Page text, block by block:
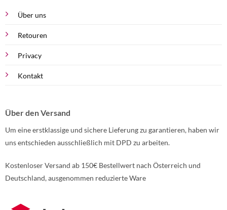
Über uns
Retouren
Privacy
Kontakt
Über den Versand
Um eine erstklassige und sichere Lieferung zu garantieren, haben wir
uns entschieden ausschließlich mit DPD zu arbeiten.
Kostenloser Versand ab 150€ Bestellwert nach Österreich und
Deutschland, ausgenommen reduzierte Ware